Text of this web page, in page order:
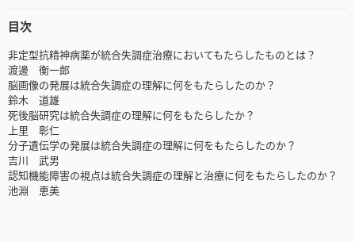
目次
非定型抗精神病薬が統合失調症治療においてもたらしたものとは？
渡邊 衡一郎
脳画像の発展は統合失調症の理解に何をもたらしたのか？
鈴木 道雄
死後脳研究は統合失調症の理解に何をもたらしたか？
上里 彰仁
分子遺伝学の発展は統合失調症の理解に何をもたらしたのか？
吉川 武男
認知機能障害の視点は統合失調症の理解と治療に何をもたらしたのか？
池淵 恵美